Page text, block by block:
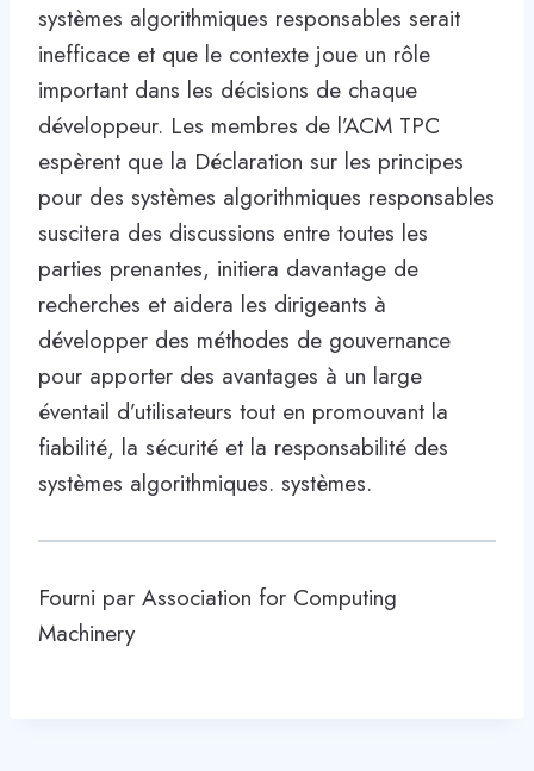
systèmes algorithmiques responsables serait
inefficace et que le contexte joue un rôle
important dans les décisions de chaque
développeur. Les membres de l’ACM TPC
espèrent que la Déclaration sur les principes
pour des systèmes algorithmiques responsables
suscitera des discussions entre toutes les
parties prenantes, initiera davantage de
recherches et aidera les dirigeants à
développer des méthodes de gouvernance
pour apporter des avantages à un large
éventail d’utilisateurs tout en promouvant la
fiabilité, la sécurité et la responsabilité des
systèmes algorithmiques. systèmes.
Fourni par Association for Computing
Machinery